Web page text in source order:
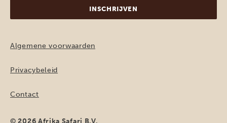
Algemene voorwaarden
Privacybeleid
Contact
© 2026 Afrika Safari B.V.